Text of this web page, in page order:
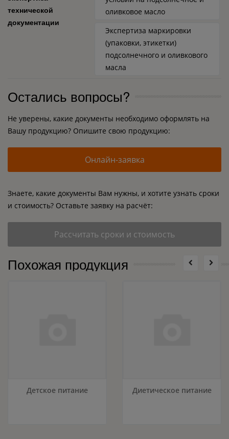
технической
документации
оливковое масло
Экспертиза маркировки
(упаковки, этикетки)
подсолнечного и оливкового
масла
Остались вопросы?
Не уверены, какие документы необходимо оформлять на
Вашу продукцию? Опишите свою продукцию:
Онлайн-заявка
Знаете, какие документы Вам нужны, и хотите узнать сроки
и стоимость? Оставьте заявку на расчёт:
Рассчитать сроки и стоимость
Похожая продукция
Детское питание Диетическое питание